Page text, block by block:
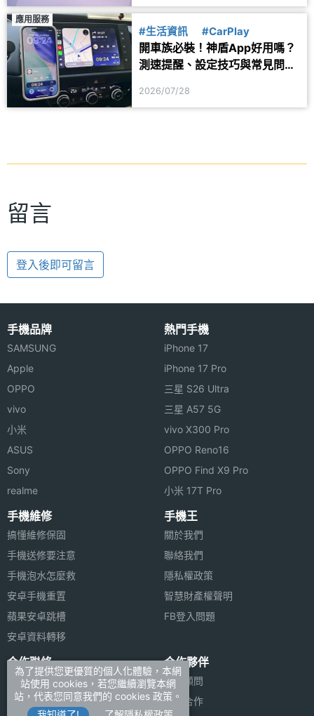
應用服務
#生活資訊 #CarPlay
開車族必裝！神盾App好用嗎？
測速提醒、設定技巧與常見問題
2026/07/28
留言
登入後即可留言
手機品牌
SAMSUNG
Apple
OPPO
vivo
小米
ASUS
Sony
realme
熱門手機
iPhone 17
iPhone 17 Pro
三星 S26 Ultra
三星 A57 5G
vivo X300 Pro
OPPO Reno16
OPPO Find X9 Pro
小米 17T Pro
手機維修
搞懂維修保固
手機送修要注意
手機泡水怎麼救
安卓手機重置
蘋果安卓跳槽
安卓資料轉移
手機王
關於我們
聯絡我們
隱私權政策
智慧財產權聲明
FB登入問題
合作聯絡
廣告刊登
加入商店報價
合作夥伴
法律顧問
媒體合作
為了提供您更優質的個人化體驗，本網
站使用 cookies，若您繼續瀏覽本網
站，代表您同意我們的 cookies 政策。